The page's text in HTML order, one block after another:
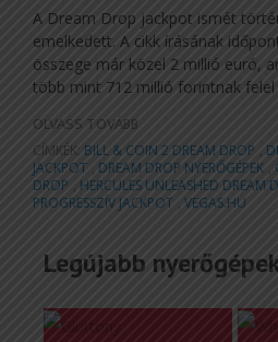
A Dream Drop jackpot ismét
emelkedett. A cikk írásának
összege már közel 2 millió euró,
több mint 712 millió forintnak felel
OLVASS TOVÁBB
CÍMKÉK: BILL & COIN 2 DREAM DROP ,
JACKPOT , DREAM DROP NYERŐGÉPEK
DROP , HERCULES UNLEASHED DREAM
PROGRESSZÍV JACKPOT , VEGAS.HU
Legújabb